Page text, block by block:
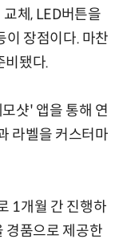
체, LED버튼을
이 장점이다. 마찬
비됐다.
샷' 앱을 통해 연
라벨을 커스터마
1개월 간 진행하
경품으로 제공한